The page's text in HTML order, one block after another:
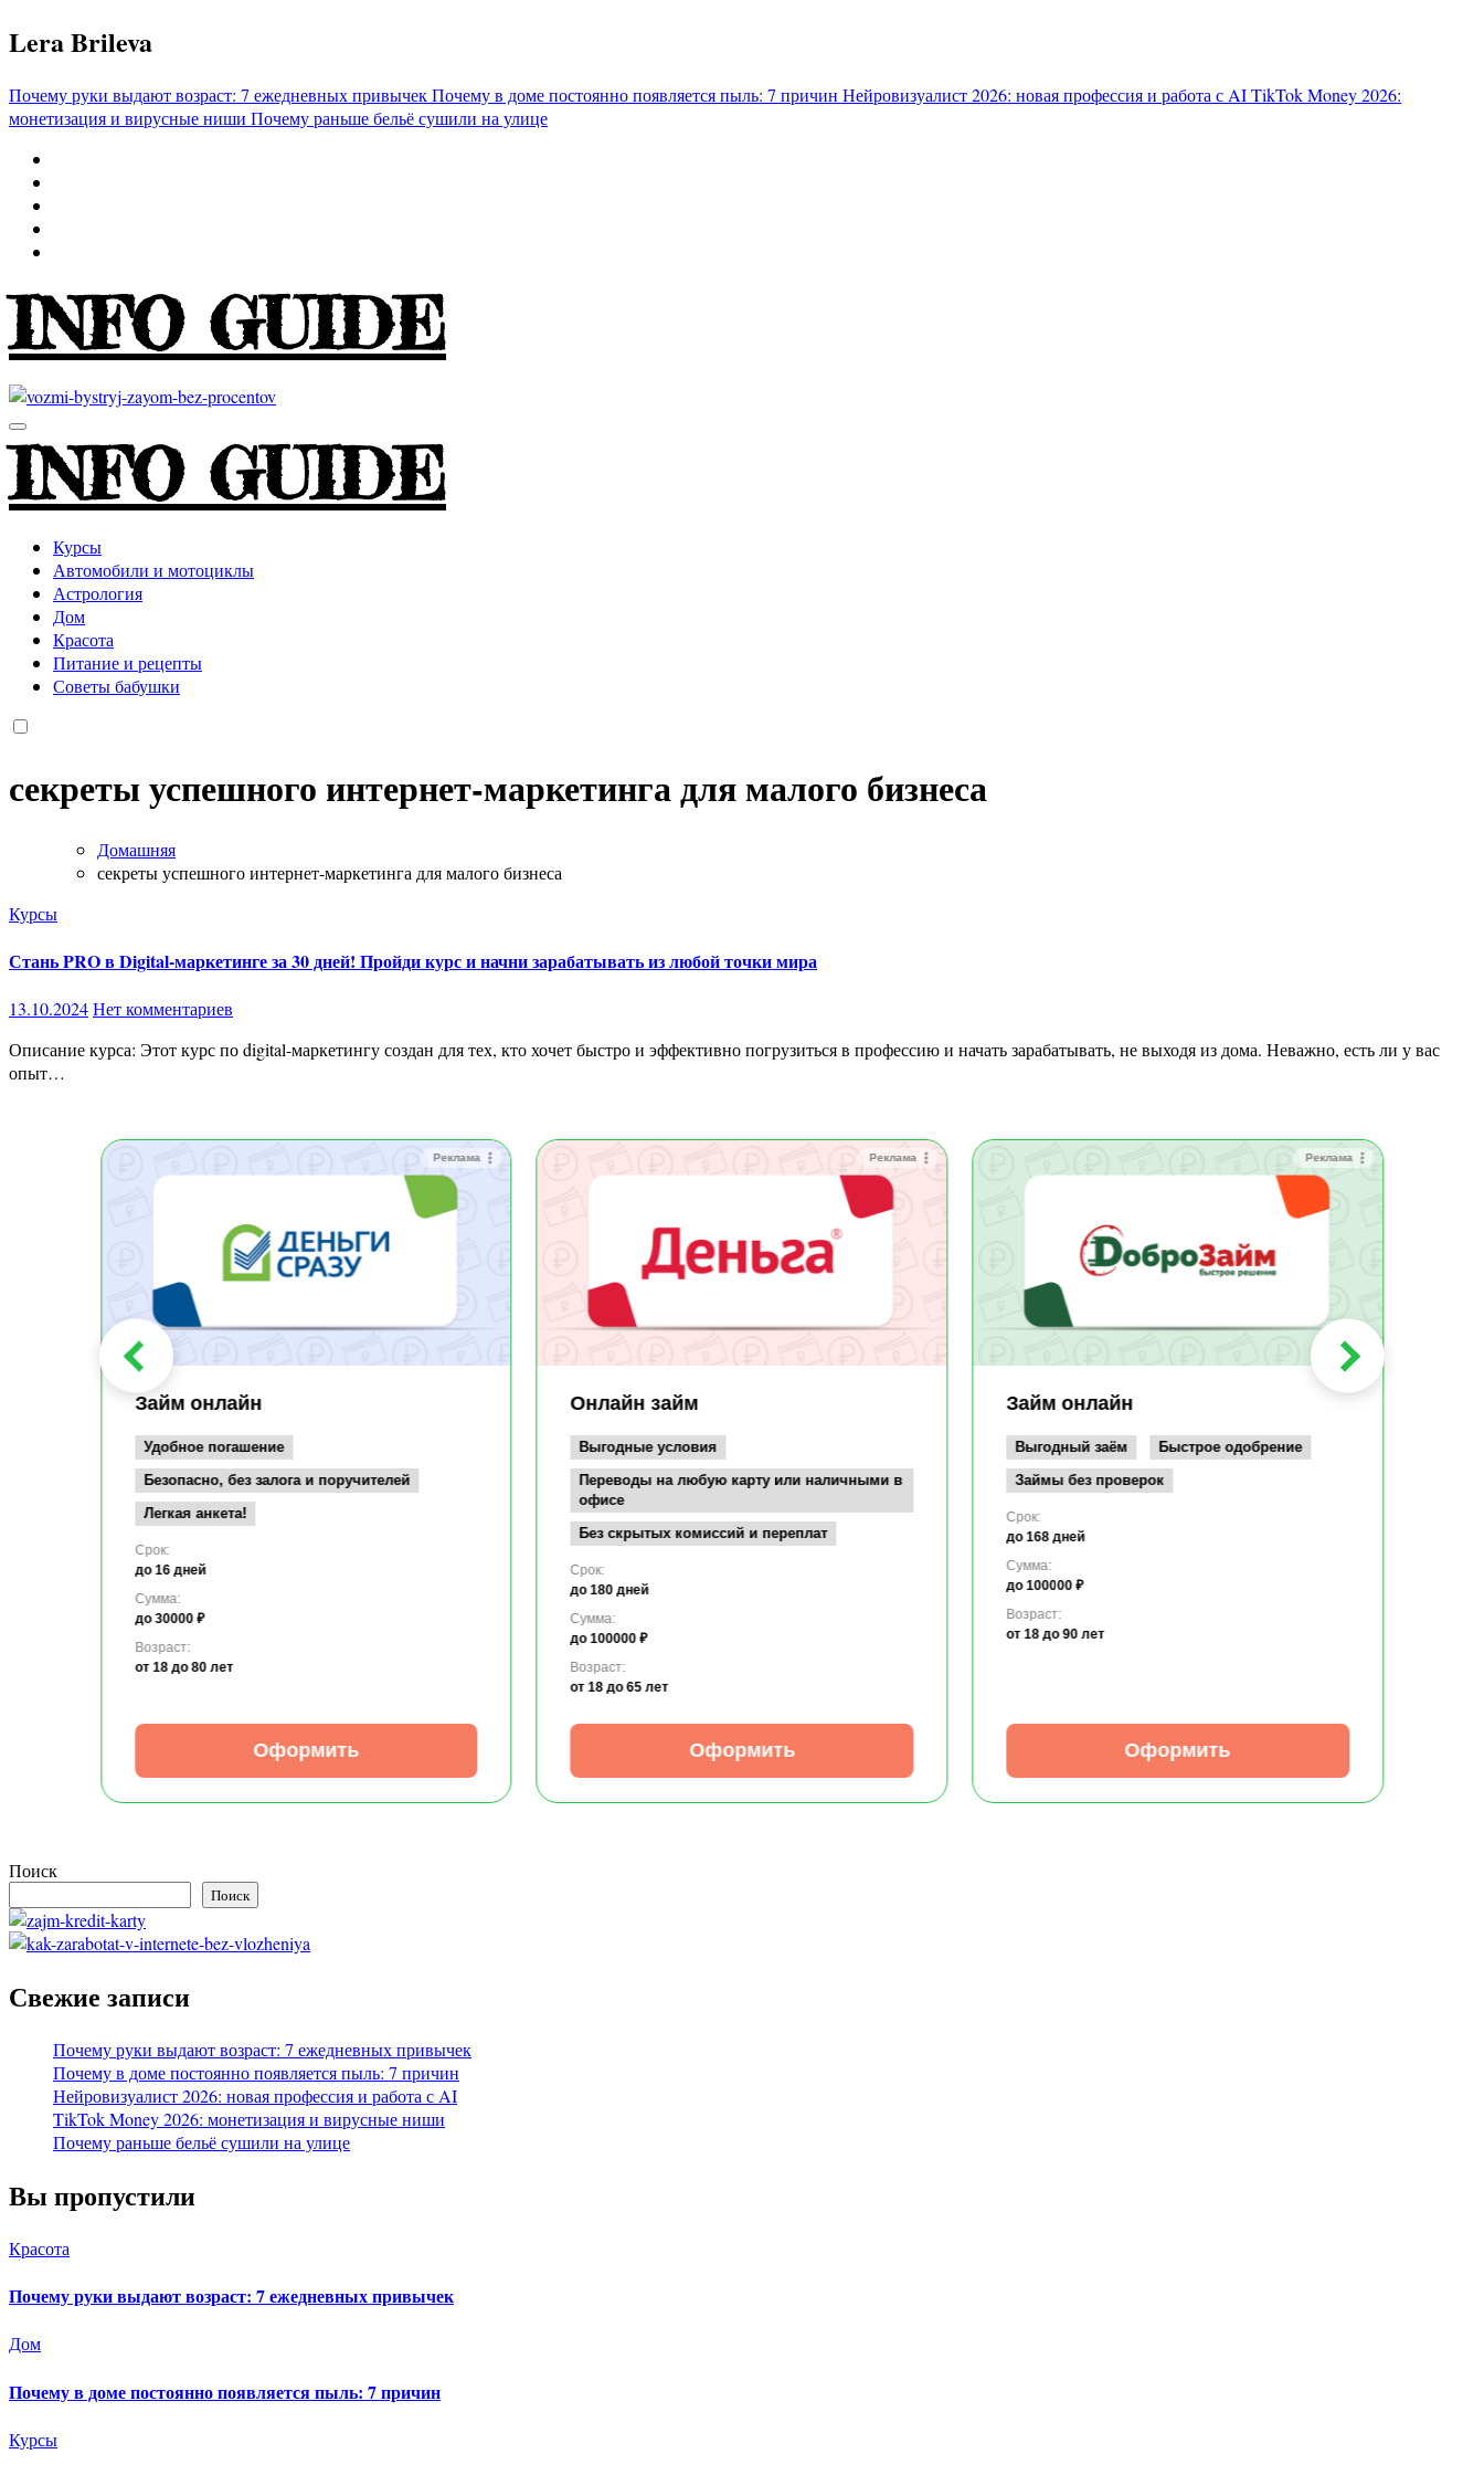
Перейти
к
Lera Brileva
Почему руки выдают возраст: 7 ежедневных привычекПочему в доме постоянно появляется пыль: 7 причин Нейровизуалист 2026: новая профессия и работа с AITikTok Money 2026:
монетизация и вирусные ниши Почему раньше бельё сушили на улице
INFO GUIDE
INFO GUIDE
Курсы
Автомобили и мотоциклы
Астрология
Дом
Красота
Питание и рецепты
Советы бабушки
секреты успешного интернет-маркетинга для малого бизнеса
Домашняя
секреты успешного интернет-маркетинга для малого бизнеса
Курсы
Стань PRO в Digital-маркетинге за 30 дней! Пройди курс и начни зарабатывать из любой точки мира
13.10.2024Нет комментариев
Описание курса: Этот курс по digital-маркетингу создан для тех, кто хочет быстро и эффективно погрузиться в профессию и начать зарабатывать, не выходя из дома. Неважно, есть ли у вас
опыт…
Реклама
Займ онлайн
Удобное погашение
Безопасно, без залога и поручителей
Легкая анкета!
Срок:
до 16 дней
Сумма:
до 30000 ₽
Возраст:
от 18 до 80 лет
Оформить
Реклама
Онлайн займ
Выгодные условия
Переводы на любую карту или наличными в
офисе
Без скрытых комиссий и переплат
Срок:
до 180 дней
Сумма:
до 100000 ₽
Возраст:
от 18 до 65 лет
Оформить
Реклама
Займ онлайн
Выгодный заём
Быстрое одобрение
Займы без проверок
Срок:
до 168 дней
Сумма:
до 100000 ₽
Возраст:
от 18 до 90 лет
Оформить
Поиск
Поиск
Свежие записи
Почему руки выдают возраст: 7 ежедневных привычек
Почему в доме постоянно появляется пыль: 7 причин
Нейровизуалист 2026: новая профессия и работа с AI
TikTok Money 2026: монетизация и вирусные ниши
Почему раньше бельё сушили на улице
Вы пропустили
Красота
Почему руки выдают возраст: 7 ежедневных привычек
Дом
Почему в доме постоянно появляется пыль: 7 причин
Курсы